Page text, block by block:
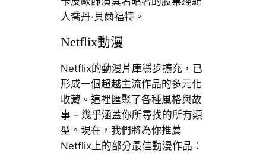
人喬丹·貝爾福特。
Netflix動漫
Netflix的動漫片庫穩步擴充，已
形成一個超越主流作品的多元化
收藏。這裡匯聚了各種風格與故
事 – 幾乎涵蓋你所尋找的所有類
型。現在，我們將為你推薦
Netflix上的部分最佳動漫作品：